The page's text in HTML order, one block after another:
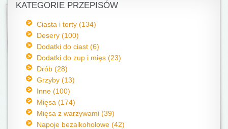
KATEGORIE PRZEPISÓW
Ciasta i torty (134)
Desery (100)
Dodatki do ciast (6)
Dodatki do zup i mięs (23)
Drób (28)
Grzyby (13)
Inne (100)
Mięsa (174)
Mięsa z warzywami (39)
Napoje bezalkoholowe (42)